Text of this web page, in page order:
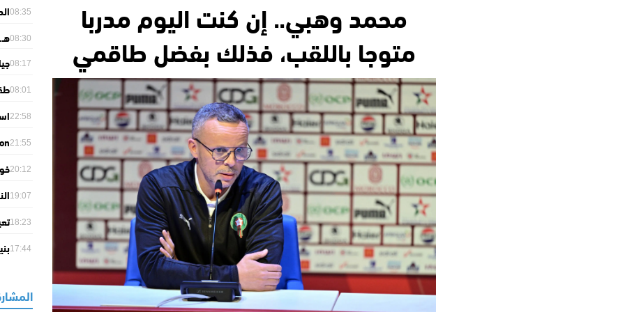
محمد وهبي.. إن كنت اليوم مدربا
متوجا باللقب، فذلك بفضل طاقمي
08:35
08:30
08:17
08:01
22:58
21:55
20:12
19:07
18:23
17:44